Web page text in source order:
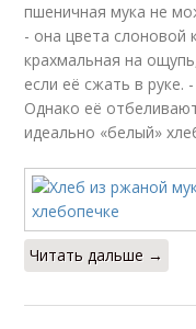
пшеничная мука не
- она цвета слоновой
крахмальная на
если её сжать в руке.
Однако её
идеально «белый»
Читать дальше →